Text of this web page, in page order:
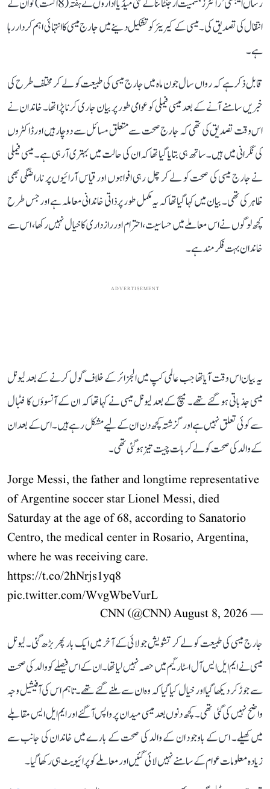
رساں ایجنسی ’رائٹرز‘ سمیت ارجنٹائنا کے کئی میڈیا اداروں نے ہفتہ (8 اگست) کو ان کے
انتقال کی تصدیق کی۔ میسی کے کیریئر کو تشکیل دینے میں جارج میسی کا انتہائی اہم کردار رہا
ہے۔
قابل ذکر ہے کہ رواں سال جون ماہ میں جارج میسی کی طبیعت کو لے کر مختلف طرح کی
خبریں سامنے آنے کے بعد میسی فیملی کو عوامی طور پر بیان جاری کرنا پڑا تھا۔ خاندان نے
اس وقت تصدیق کی تھی کہ جارج صحت سے متعلق مسائل سے دوچار ہیں اور ڈاکٹروں
کی نگرانی میں ہیں۔ ساتھ ہی بتایا گیا تھا کہ ان کی حالت میں بہتری آ رہی ہے۔ میسی فیملی
نے جارج میسی کی صحت کو لے کر چل رہی افواہوں اور قیاس آرائیوں پر ناراضگی بھی
ظاہر کی تھی۔ بیان میں کہا گیا تھا کہ یہ مکمل طور پر ذاتی خاندانی معاملہ ہے اور جس طرح
کچھ لوگوں نے اس معاملے میں حساسیت، احترام اور رازداری کا خیال نہیں رکھا، اس سے
خاندان بہت فکرمند ہے۔
ADVERTISEMENT
یہ بیان اس وقت آیا تھا جب عالمی کپ میں الجزائر کے خلاف گول کرنے کے بعد لیونل
میسی جذباتی ہو گئے تھے۔ میچ کے بعد لیونل میسی نے کہا تھا کہ ان کے آنسوؤں کا فٹبال
سے کوئی تعلق نہیں ہے اور گزشتہ کچھ دن ان کے لیے مشکل رہے ہیں۔ اس کے بعد ان
کے والد کی صحت کو لے کر بات چیت تیز ہو گئی تھی۔
Jorge Messi, the father and longtime representative
of Argentine soccer star Lionel Messi, died
Saturday at the age of 68, according to Sanatorio
Centro, the medical center in Rosario, Argentina,
where he was receiving care.
https://t.co/2hNrjs1yq8
pic.twitter.com/WvgWbeVurL
— CNN (@CNN)
August 8, 2026
جارج میسی کی طبیعت کو لے کر تشویش جولائی کے آخر میں ایک بار پھر بڑھ گئی۔ لیونل
میسی نے ایم ایل ایس آل اسٹار گیم میں حصہ نہیں لیا تھا۔ ان کے اس فیصلے کو والد کی صحت
سے جوڑ کر دیکھا گیا اور خیال کیا گیا کہ وہ ان سے ملنے گئے تھے۔ تاہم اس کی آفیشیل وجہ
واضح نہیں کی گئی تھی۔ کچھ دنوں بعد میسی میدان پر واپس آ گئے اور ایم ایل ایس مقابلے
میں کھیلے۔ اس کے باوجود ان کے والد کی صحت کے بارے میں خاندان کی جانب سے
زیادہ معلومات عوام کے سامنے نہیں لائی گئیں اور معاملے کو پرائیویٹ ہی رکھا گیا۔